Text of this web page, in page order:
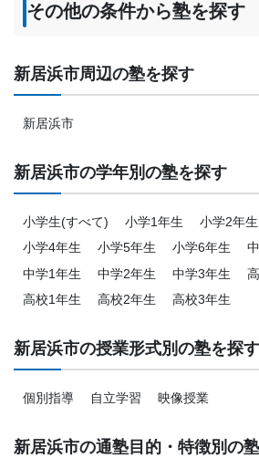
その他の条件から塾を探す
新居浜市周辺の塾を探す
新居浜市
新居浜市の学年別の塾を探す
小学生(すべて) 小学1年生 小学2年生
小学4年生
小学5年生 小学6年生
中学1年生
中学2年生 中学3年生
高校1年生
高校2年生 高校3年生
新居浜市の授業形式別の塾を探す
個別指導 自立学習 映像授業
新居浜市の通塾目的・特徴別の